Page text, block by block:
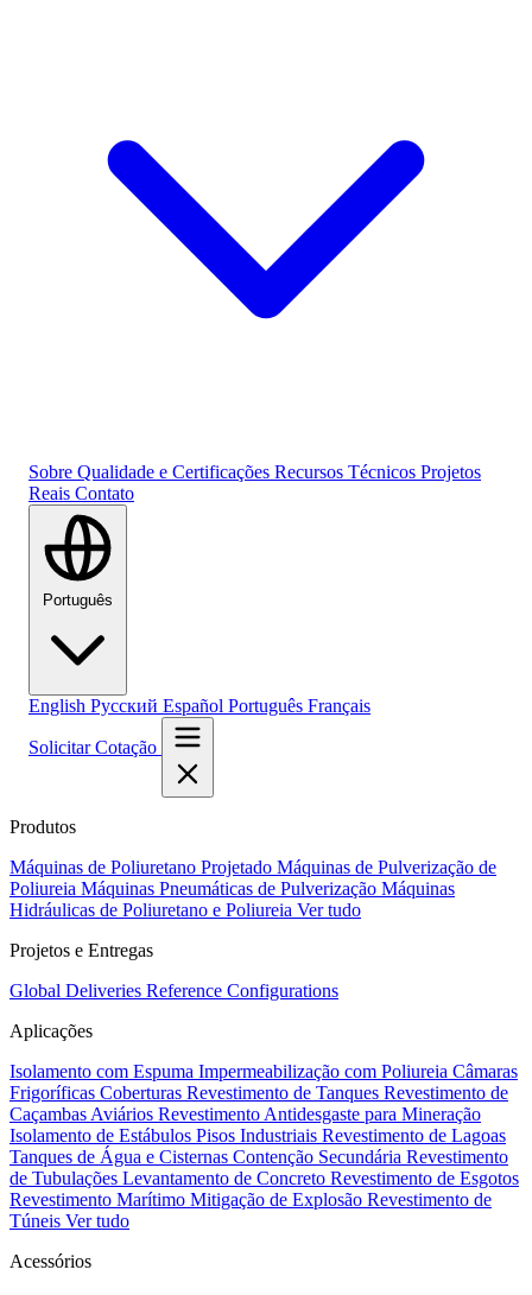
Sobre Qualidade e Certificações Recursos Técnicos Projetos
Reais Contato
English Русский Español Português Français
Solicitar Cotação
Produtos
Máquinas de Poliuretano Projetado Máquinas de Pulverização de
Poliureia Máquinas Pneumáticas de Pulverização Máquinas
Hidráulicas de Poliuretano e Poliureia Ver tudo
Projetos e Entregas
Global Deliveries Reference Configurations
Aplicações
Isolamento com Espuma Impermeabilização com Poliureia Câmaras
Frigoríficas Coberturas Revestimento de Tanques Revestimento de
Caçambas Aviários Revestimento Antidesgaste para Mineração
Isolamento de Estábulos Pisos Industriais Revestimento de Lagoas
Tanques de Água e Cisternas Contenção Secundária Revestimento
de Tubulações Levantamento de Concreto Revestimento de Esgotos
Revestimento Marítimo Mitigação de Explosão Revestimento de
Túneis Ver tudo
Acessórios